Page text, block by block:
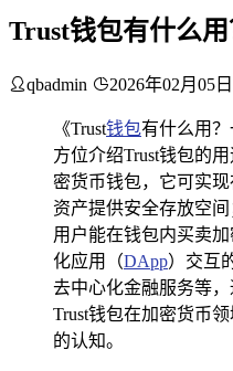
Trust钱包有什么
qbadmin 2026年02月05
《Trust钱包有什么用
方位介绍Trust钱包的
密货币钱包，它可实
资产提供安全存放空
用户能在钱包内买卖
化应用（DApp）交互
去中心化金融服务等
Trust钱包在加密货币
的认知。